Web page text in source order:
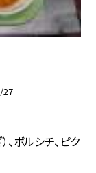
27
、ボルシチ、ピク